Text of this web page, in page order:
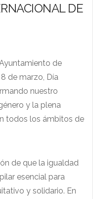
DE
de
de marzo, Día
nuestro
y la plena
todos los ámbitos de
de que la igualdad
esencial para
y solidario. En